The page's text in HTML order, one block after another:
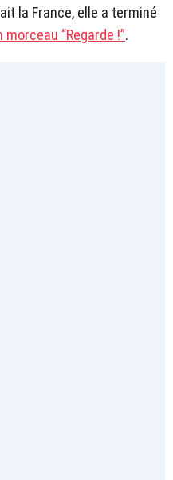
la France, elle a terminé
morceau “Regarde !”.